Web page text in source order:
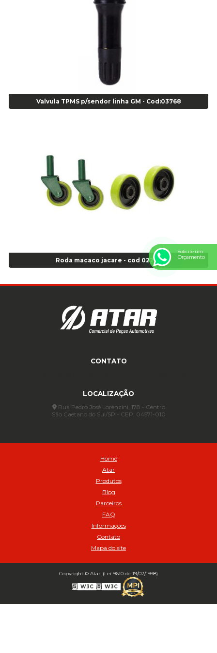
Alicate para Anéis Externos com Bico Curvo - Gedore A21 - Cod 00895
Alicate para trava de cambio 398 11" - Corneta - Cod 03113
Alicate Universal 8" Gedore - Cod 00133
Anel Centralizador Fiat 4 pçs - Amarelo - Cod 00517
Anel Centralizador Renault 4pçs - Marrom - Cod 01467
Anel Centralizador Toyota 4pçs - Preto - Cod 01335
Anel Centralizador VW 4pçs - Laranja - Cod 00520
Anel de vedação Jumbo OR-224 TG - Cod: 03749
Anel de vedação Jumbo OR-449 Cod: 03752
Anel para Vedação OR 325 - Cod 03390
Anel para Vedação OR 329 - Cod 01769
Anel para Vedação OR 333 - Cod 01770
Anel para Vedação OR 335 Importado - Cod 01771
Anel para Vedação OR 339 - Cod 01772
Anel para Vedação OR 451 - Cod 01775
Assentador de Talão Pneu sem Câmara - Cod 01558
Automático para compressor 125 a 175 libras - Cod 02206
Avental de Raspa sem Emenda 1,2mt - Cod 01925
Balanceamento automatico SBBA - 282 pacote com 282g - Cod
Balanceamento Automático SBBA 113 Pacote com 113g - Cod 03197
Balanceamento Automático SBBA- 340 Pacote com 340g - Cod
BICO INF DUPLO LONGO CURVO 90 1295LC - cod 03631
Bico Inflador Duplo 300 mm - Cod 03245
Bico Inflador Duplo 825 L Schweers - Cod 00207
Bico Inflador Duplo sem Retenção 0506 Schweers - Cod 02638
Valvula TPMS p/sendor linha GM - Cod:03768
Roda macaco jacare - cod 02276
CONTATO
LOCALIZAÇÃO
Rua Pedro José Lorenzini, 178 - Centro
São Caetano do Sul/SP - CEP: 04571-010
Home
Atar
Produtos
Blog
Parceiros
FAQ
Informações
Contato
Mapa do site
Copyright © Atar. (Lei 9610 de 19/02/1998)
W3C W3C
Solicite um
Orçamento